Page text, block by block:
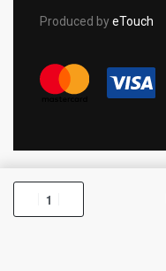
Produced byeTouch